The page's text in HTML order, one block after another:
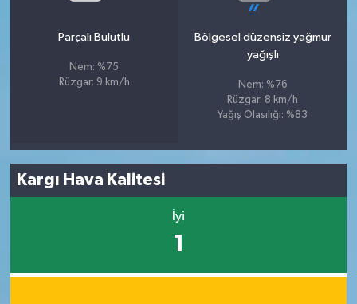
Parçalı Bulutlu
Nem: %75
Rüzgar: 9 km/h
Bölgesel düzensiz yağmur
yağışlı
Nem: %76
Rüzgar: 8 km/h
Yağış Olasılığı: %83
Kargı Hava Kalitesi
İyi
1